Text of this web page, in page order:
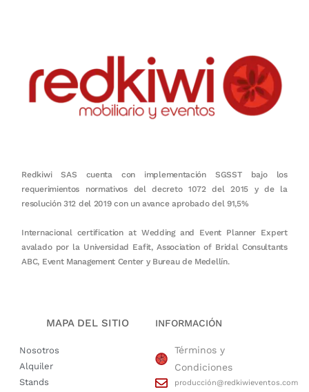
Redkiwi SAS cuenta con implementación SGSST bajo los
requerimientos normativos del decreto 1072 del 2015 y de la
resolución 312 del 2019 con un avance aprobado del 91,5%
Internacional certification at Wedding and Event Planner Expert
avalado por la Universidad Eafit, Association of Bridal Consultants
ABC, Event Management Center y Bureau de Medellín.
MAPA DEL SITIO
Nosotros
Alquiler
Stands
INFORMACIÓN
Términos y
Condiciones
producción@redkiwieventos.com